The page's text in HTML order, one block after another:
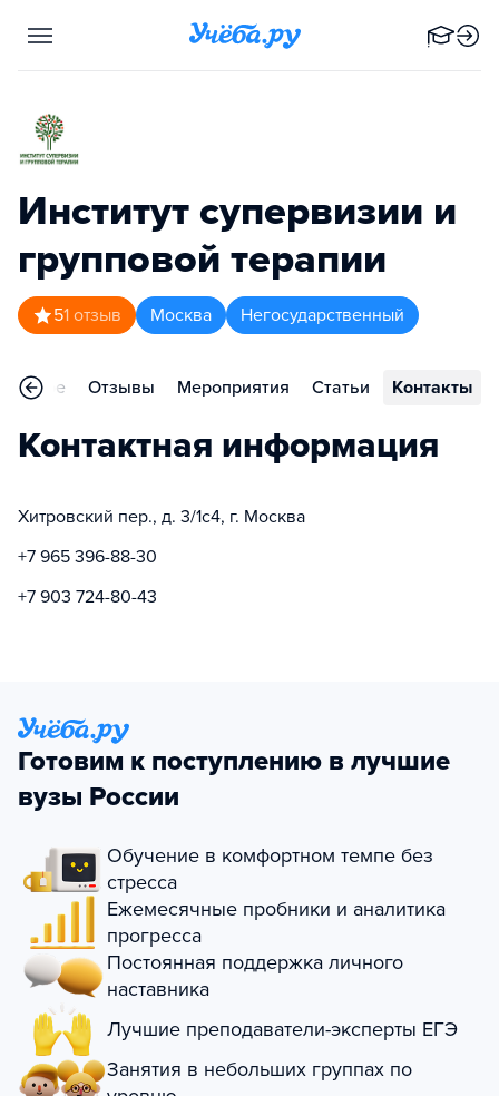
Институт супервизии и
групповой терапии
51 отзыв Москва Негосударственный
Отзывы Мероприятия Статьи Контакты
Контактная информация
Хитровский пер., д. 3/1с4, г. Москва
+7 965 396-88-30
+7 903 724-80-43
Готовим к поступлению в лучшие
вузы России
Обучение в комфортном темпе без
стресса
Ежемесячные пробники и аналитика
прогресса
Постоянная поддержка личного
наставника
Лучшие преподаватели-эксперты ЕГЭ
Занятия в небольших группах по